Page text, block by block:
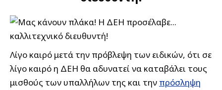
Λίγο καιρό μετά την πρόβλεψη των ειδικών, ότι σε
λίγο καιρό η ΔΕΗ θα αδυνατεί να καταβάλει τους
μισθούς των υπαλλήλων της και την πρόσληψη